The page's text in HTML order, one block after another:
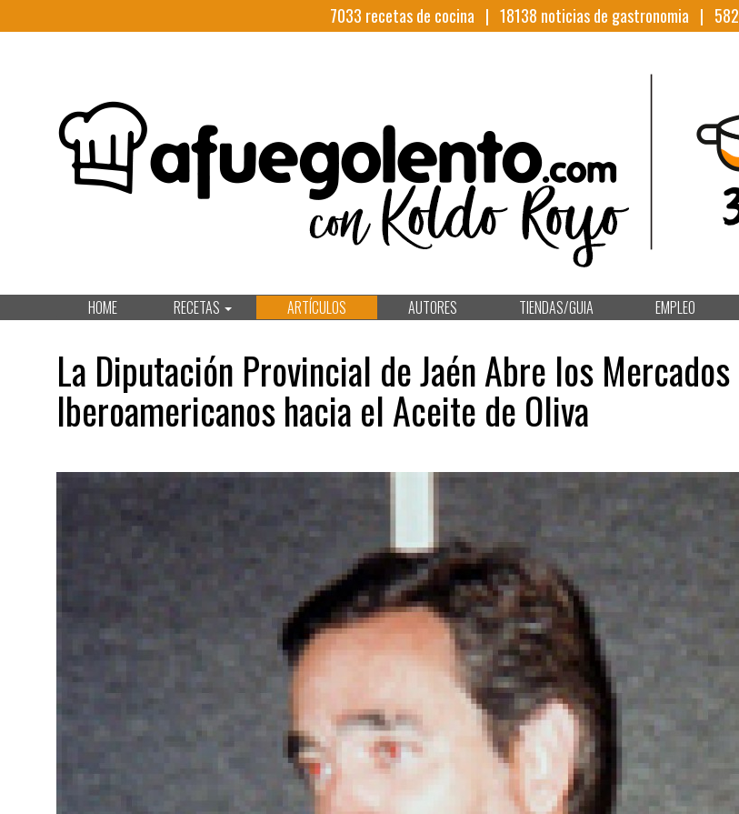
7033 recetas de cocina | 18138 noticias de gastronomia | 582
HOME RECETAS ARTÍCULOS AUTORES TIENDAS/GUIA EMPLEO
La Diputación Provincial de Jaén Abre los Mercados
Iberoamericanos hacia el Aceite de Oliva